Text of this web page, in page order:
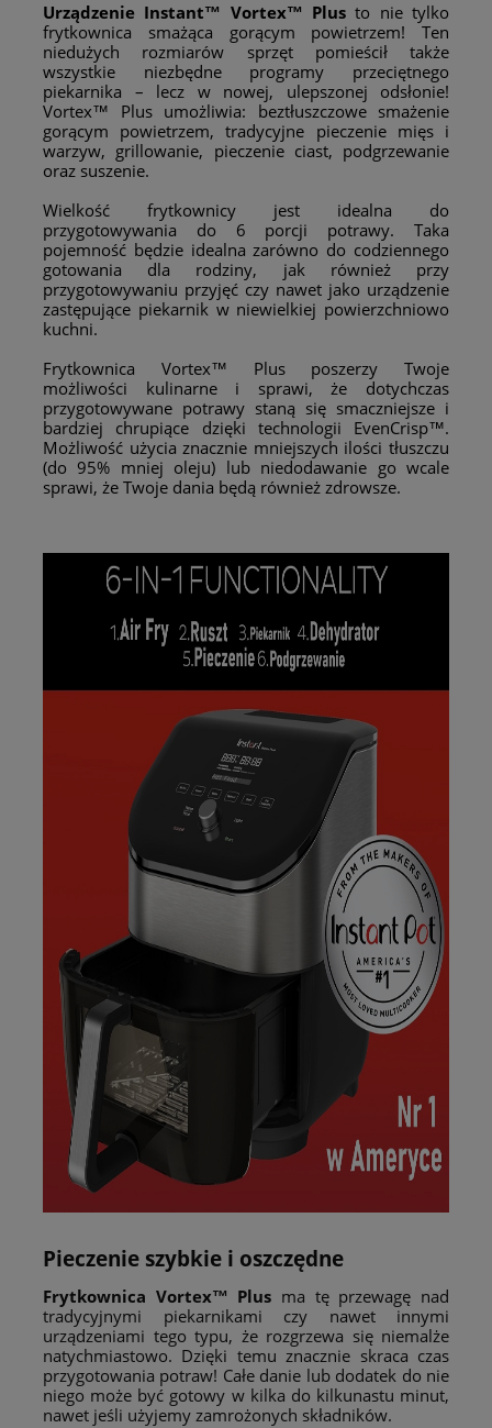
Urządzenie Instant™ Vortex™ Plus to nie tylko
frytkownica smażąca gorącym powietrzem! Ten
niedużych rozmiarów sprzęt pomieścił także
wszystkie niezbędne programy przeciętnego
piekarnika – lecz w nowej, ulepszonej odsłonie!
Vortex™ Plus umożliwia: beztłuszczowe smażenie
gorącym powietrzem, tradycyjne pieczenie mięs i
warzyw, grillowanie, pieczenie ciast, podgrzewanie
oraz suszenie.
Wielkość frytkownicy jest idealna do
przygotowywania do 6 porcji potrawy. Taka
pojemność będzie idealna zarówno do codziennego
gotowania dla rodziny, jak również przy
przygotowywaniu przyjęć czy nawet jako urządzenie
zastępujące piekarnik w niewielkiej powierzchniowo
kuchni.
Frytkownica Vortex™ Plus poszerzy Twoje
możliwości kulinarne i sprawi, że dotychczas
przygotowywane potrawy staną się smaczniejsze i
bardziej chrupiące dzięki technologii EvenCrisp™.
Możliwość użycia znacznie mniejszych ilości tłuszczu
(do 95% mniej oleju) lub niedodawanie go wcale
sprawi, że Twoje dania będą również zdrowsze.
Pieczenie szybkie i oszczędne
Frytkownica Vortex™ Plus ma tę przewagę nad
tradycyjnymi piekarnikami czy nawet innymi
urządzeniami tego typu, że rozgrzewa się niemalże
natychmiastowo. Dzięki temu znacznie skraca czas
przygotowania potraw! Całe danie lub dodatek do nie
niego może być gotowy w kilka do kilkunastu minut,
nawet jeśli użyjemy zamrożonych składników.